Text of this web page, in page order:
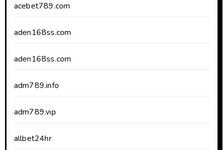
acebet789.com
aden168ss.com
aden168ss.com
adm789.info
adm789.vip
allbet24hr